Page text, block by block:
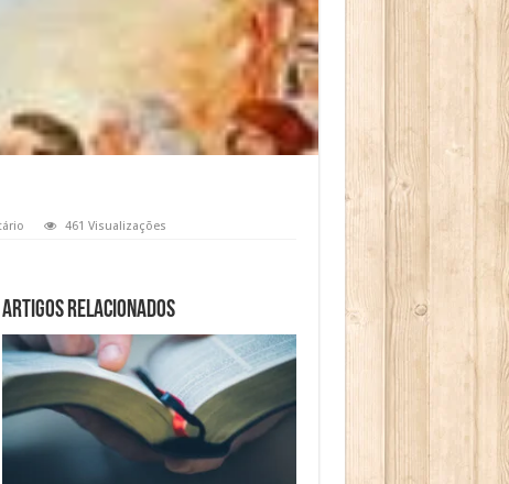
461 Visualizações
Artigos relacionados